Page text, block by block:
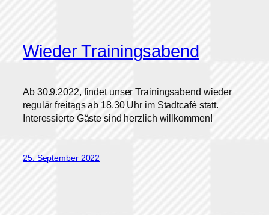
Wieder Trainingsabend
Ab 30.9.2022, findet unser Trainingsabend wieder
regulär freitags ab 18.30 Uhr im Stadtcafé statt.
Interessierte Gäste sind herzlich willkommen!
25. September 2022